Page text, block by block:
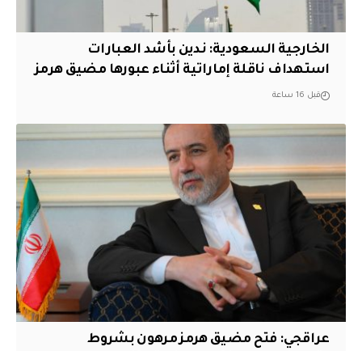
‏الخارجية السعودية: ندين بأشد العبارات
استهداف ناقلة إماراتية أثناء عبورها مضيق هرمز
قبل 16 ساعة
عراقجي: فتح مضيق هرمز مرهون بشروط